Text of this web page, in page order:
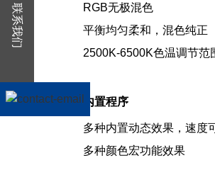
RGB无极混色
平衡均匀柔和，混色纯正
2500K-6500K色温调节范
内置程序
多种内置动态效果，速度
多种颜色宏功能效果
联系我们